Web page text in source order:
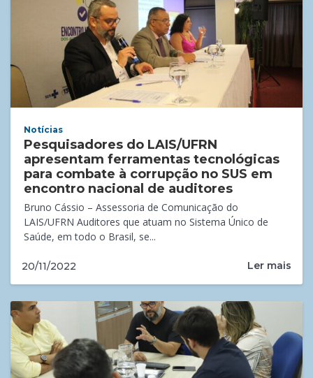
Notícias
Pesquisadores do LAIS/UFRN
apresentam ferramentas tecnológicas
para combate à corrupção no SUS em
encontro nacional de auditores
Bruno Cássio – Assessoria de Comunicação do
LAIS/UFRN Auditores que atuam no Sistema Único de
Saúde, em todo o Brasil, se...
20/11/2022 Ler mais